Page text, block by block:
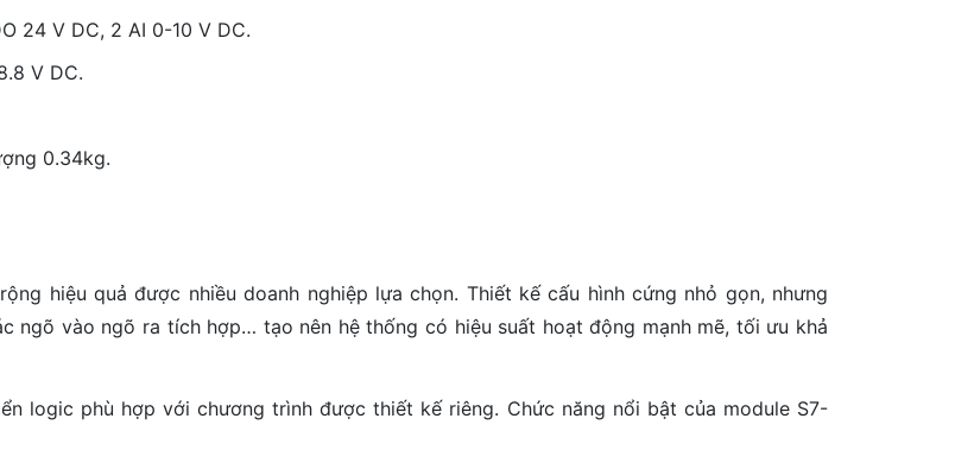
24 V DC, 2 AI 0-10 V DC.
V DC.
0.34kg.
hiệu quả được nhiều doanh nghiệp lựa chọn. Thiết kế cấu hình cứng nhỏ gọn, nhưng
ngõ vào ngõ ra tích hợp… tạo nên hệ thống có hiệu suất hoạt động mạnh mẽ, tối ưu khả
logic phù hợp với chương trình được thiết kế riêng. Chức năng nổi bật của module S7-